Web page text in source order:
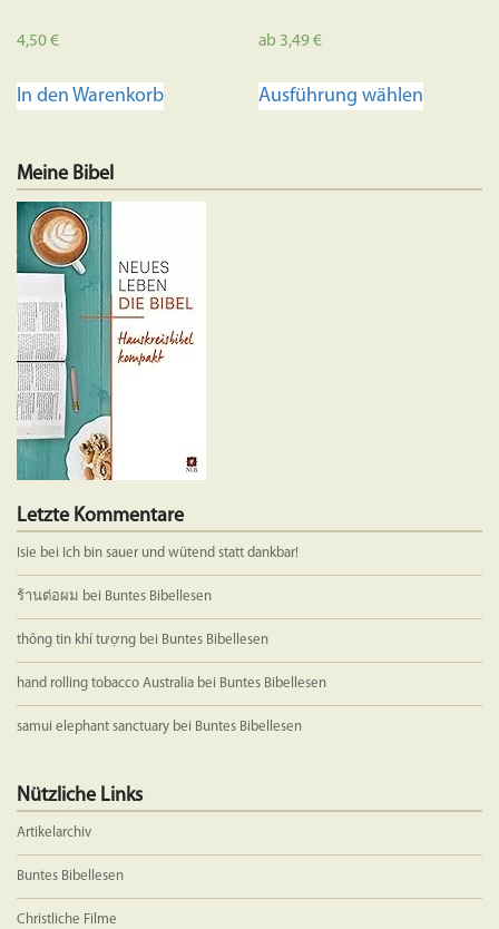
4,50€
In den Warenkorb
ab 3,49€
Ausführung wählen
Meine Bibel
Letzte Kommentare
Isie bei Ich bin sauer und wütend statt dankbar!
ร้านต่อผม bei Buntes Bibellesen
thông tin khí tượng bei Buntes Bibellesen
hand rolling tobacco Australia bei Buntes Bibellesen
samui elephant sanctuary bei Buntes Bibellesen
Nützliche Links
Artikelarchiv
Buntes Bibellesen
Christliche Filme